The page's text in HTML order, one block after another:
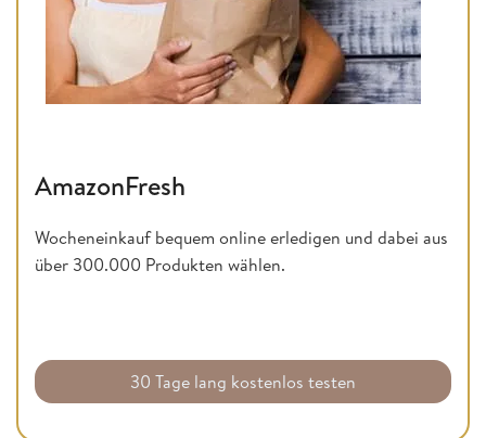
AmazonFresh
Wocheneinkauf bequem online erledigen und dabei aus
über 300.000 Produkten wählen.
30 Tage lang kostenlos testen